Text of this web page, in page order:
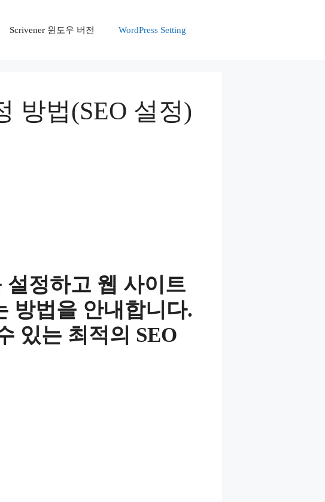
Scrivener 윈도우 버전 WordPress Setting
방법(SEO 설정)
정하고 웹 사이트
방법을 안내합니다.
있는 최적의 SEO